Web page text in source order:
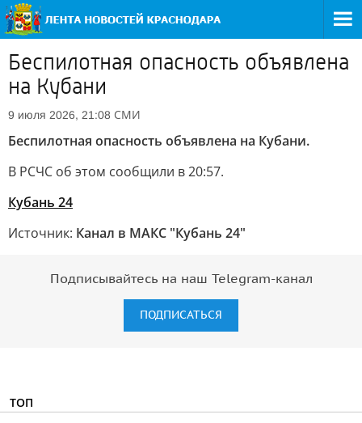
Беспилотная опасность объявлена
на Кубани
9 июля 2026, 21:08 СМИ
Беспилотная опасность объявлена на Кубани.
В РСЧС об этом сообщили в 20:57.
Кубань 24
Источник: Канал в МАКС "Кубань 24"
Подписывайтесь на наш Telegram-канал
ПОДПИСАТЬСЯ
ТОП